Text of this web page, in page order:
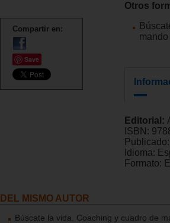
Compartir en:
Save
Otros
Editorial:
ISBN:
Publicado:
Idioma:
Formato:
DEL MISMO AUTOR
Búscate la vida. Coaching y cuadro de